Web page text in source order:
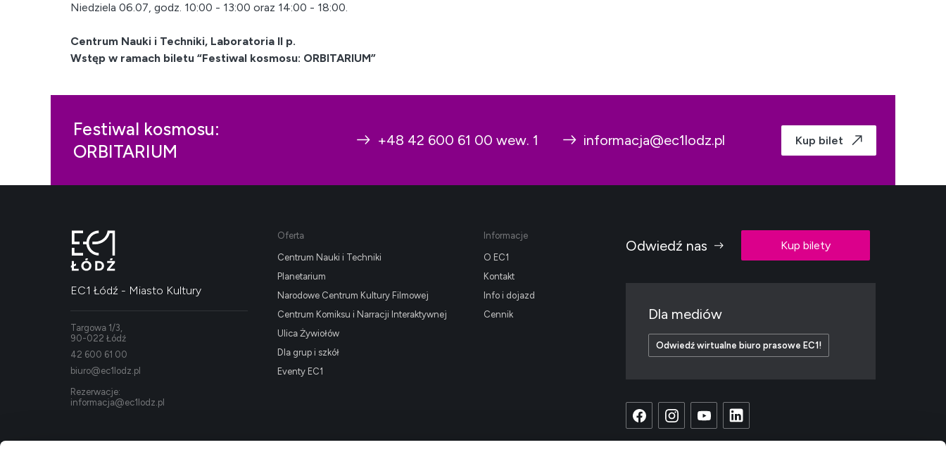
Niedziela 06.07, godz. 10:00 - 13:00 oraz 14:00 - 18:00.
Centrum Nauki i Techniki, Laboratoria II p.
Wstęp w ramach biletu “Festiwal kosmosu: ORBITARIUM”
Festiwal kosmosu:
ORBITARIUM
+48 42 600 61 00 wew. 1 informacja@ec1lodz.pl Kup bilet
EC1 Łódź - Miasto Kultury
Targowa 1/3,
90-022 Łódź
42 600 61 00
biuro@ec1lodz.pl
Rezerwacje:
informacja@ec1lodz.pl
Oferta
Centrum Nauki i Techniki
Planetarium
Narodowe Centrum Kultury Filmowej
Centrum Komiksu i Narracji Interaktywnej
Ulica Żywiołów
Dla grup i szkół
Eventy EC1
Informacje
O EC1
Kontakt
Info i dojazd
Cennik
Odwiedź nas Kup bilety
Dla mediów
Odwiedź wirtualne biuro prasowe EC1!